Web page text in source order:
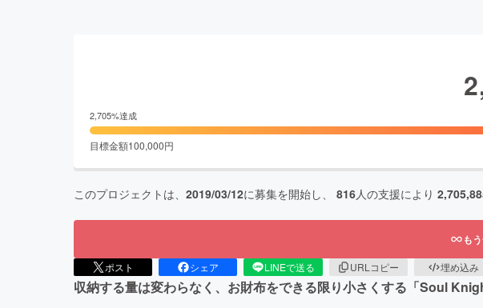
2,705%達成
目標金額100,000円
このプロジェクトは、 2019/03/12に募集を開始し、 816人の支援により
も
ポスト シェア LINEで送る URLコピー 埋め込み
収納する量は変わらなく、お財布をできる限り小さくする「Soul